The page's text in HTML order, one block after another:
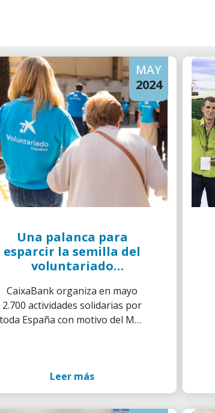
MAY
2024
Una palanca para
esparcir la semilla del
voluntariado
CaixaBank organiza en mayo
2.700 actividades solidarias por
toda España con motivo del Mes
Leer más